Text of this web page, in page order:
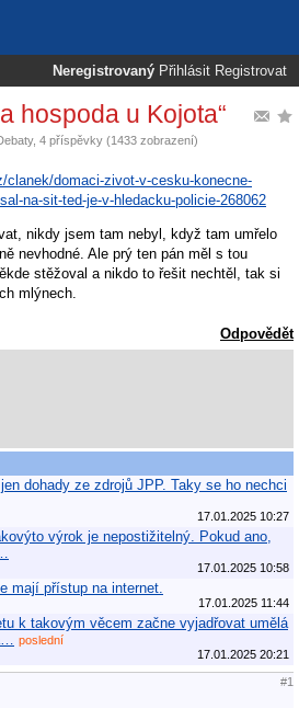
Neregistrovaný Přihlásit Registrovat
hospoda u Kojota“
, 4 příspěvky (1433 zobrazení)
clanek/domaci-zivot-v-cesku-konecne-
na-sit-ted-je-v-hledacku-policie-268062
nikdy jsem tam nebyl, když tam umřelo
nevhodné. Ale prý ten pán měl s tou
stěžoval a nikdo to řešit nechtěl, tak si
mlýnech.
Odpovědět
dohady ze zdrojů JPP. Taky se ho nechci
17.01.2025 10:27
výrok je nepostižitelný. Pokud ano,
17.01.2025 10:58
mají přístup na internet.
17.01.2025 11:44
k takovým věcem začne vyjadřovat umělá
poslední
17.01.2025 20:21
#1